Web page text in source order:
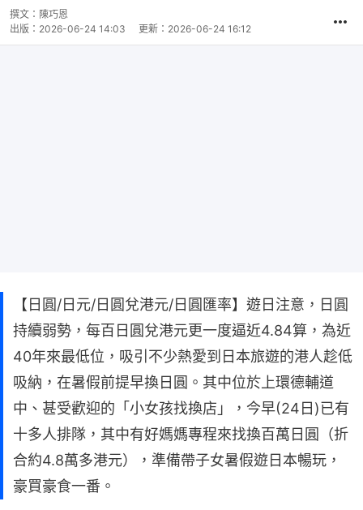
撰文： 陳巧恩
出版： 2026-06-24 14:03 更新： 2026-06-24 16:12
【日圓/日元/日圓兌港元/日圓匯率】遊日注意，日圓
持續弱勢，每百日圓兌港元更一度逼近4.84算，為近
40年來最低位，吸引不少熱愛到日本旅遊的港人趁低
吸納，在暑假前提早換日圓。其中位於上環德輔道
中、甚受歡迎的「小女孩找換店」，今早(24日)已有
十多人排隊，其中有好媽媽專程來找換百萬日圓（折
合約4.8萬多港元），準備帶子女暑假遊日本暢玩，
豪買豪食一番。